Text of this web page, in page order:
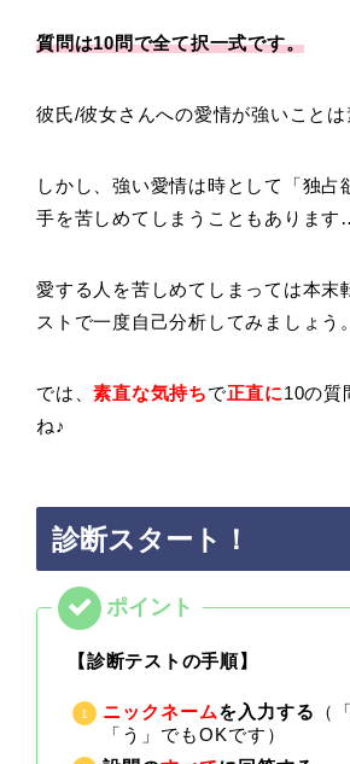
質問は10問で全て択一式です。
彼氏/彼女さんへの愛情が強いことは
しかし、強い愛情は時として「独占
手を苦しめてしまうこともあります
愛する人を苦しめてしまっては本末
ストで一度自己分析してみましょう。
では、素直な気持ちで正直に10の質
ね♪
診断スタート！
【診断テストの手順】
ニックネームを入力する
（
「う」でもOKです）